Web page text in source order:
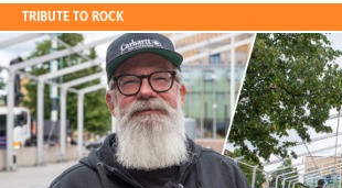
TRIBUTE TO ROCK